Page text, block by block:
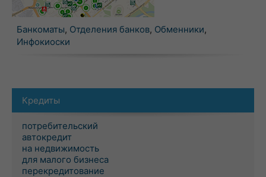
Банкоматы, Отделения банков, Обменники,
Инфокиоски
Кредиты
потребительский
автокредит
на недвижимость
для малого бизнеса
перекредитование